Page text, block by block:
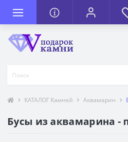
КАТАЛОГ Камней Аквамарин
Бусы из аквамарина -